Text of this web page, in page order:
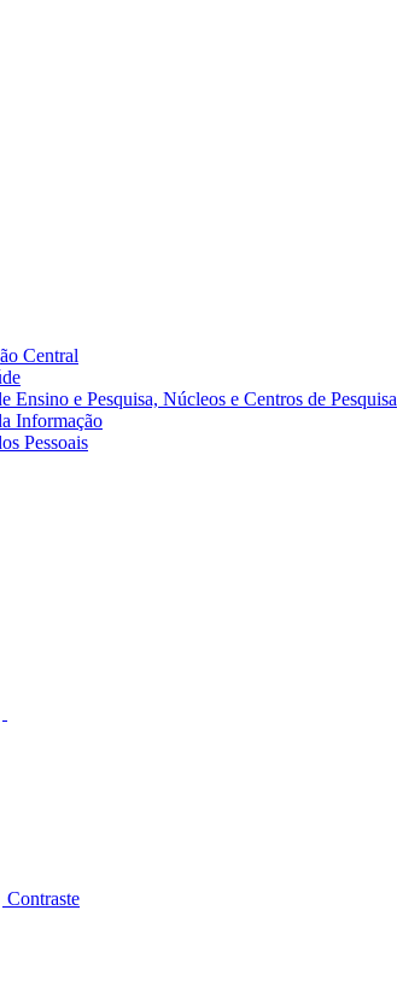
Central
Ensino e Pesquisa, Núcleos e Centros de Pesquisa
Informação
Pessoais
Contraste